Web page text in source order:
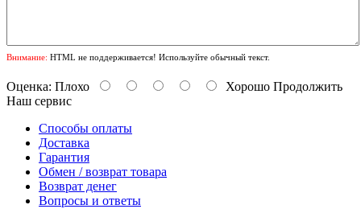
Внимание: HTML не поддерживается! Используйте обычный текст.
Оценка: Плохо Хорошо Продолжить
Наш сервис
Способы оплаты
Доставка
Гарантия
Обмен / возврат товара
Возврат денег
Вопросы и ответы